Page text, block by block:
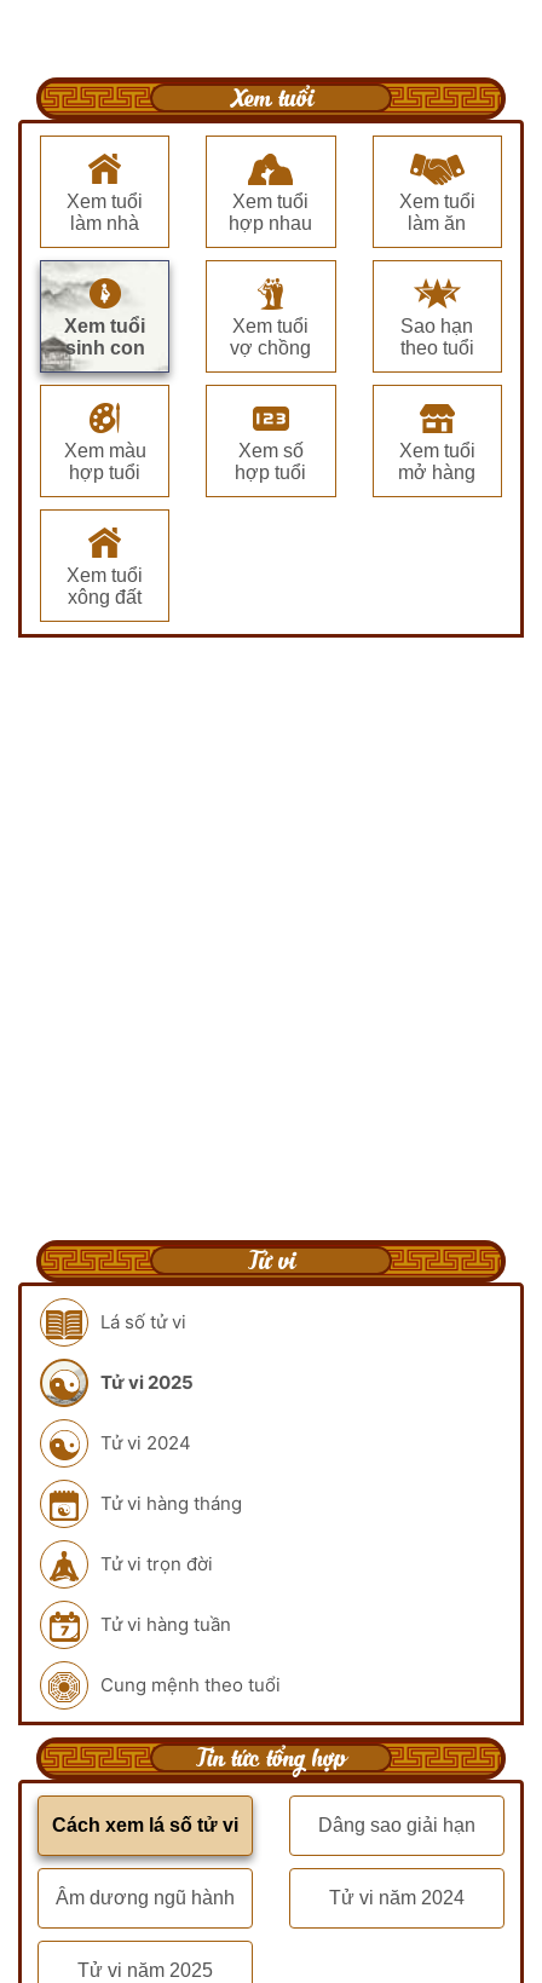
Xem tuổi
Xem tuổi
làm nhà
Xem tuổi
hợp nhau
Xem tuổi
làm ăn
Xem tuổi
sinh con
Xem tuổi
vợ chồng
Sao hạn
theo tuổi
Xem màu
hợp tuổi
Xem số
hợp tuổi
Xem tuổi
mở hàng
Xem tuổi
xông đất
Tử vi
Lá số tử vi
Tử vi 2025
Tử vi 2024
Tử vi hàng tháng
Tử vi trọn đời
Tử vi hàng tuần
Cung mệnh theo tuổi
Tin tức tổng hợp
Cách xem lá số tử vi Dâng sao giải hạn
Âm dương ngũ hành Tử vi năm 2024
Tử vi năm 2025